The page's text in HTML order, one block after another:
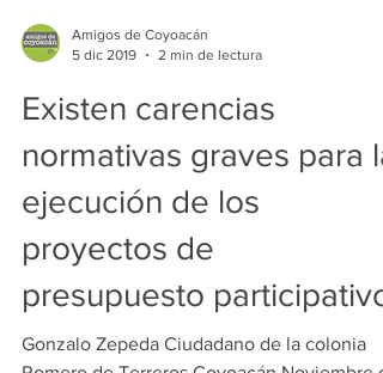
Existen carencias
normativas graves para la
ejecución de los
proyectos de